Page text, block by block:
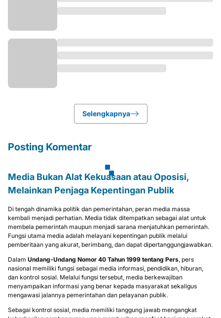
Selengkapnya
Posting Komentar
Media Bukan Alat Kekuasaan atau Oposisi,
Melainkan Penjaga Kepentingan Publik
Di tengah dinamika politik dan pemerintahan, peran media massa
kembali menjadi perhatian. Media tidak ditempatkan sebagai alat untuk
membela pemerintah maupun menjadi sarana menjatuhkan pemerintah.
Fungsi utama media adalah melayani kepentingan publik melalui
pemberitaan yang akurat, berimbang, dan dapat dipertanggungjawabkan.
Dalam Undang-Undang Nomor 40 Tahun 1999 tentang Pers , pers
nasional memiliki fungsi sebagai media informasi, pendidikan, hiburan,
dan kontrol sosial. Melalui fungsi tersebut, media berkewajiban
menyampaikan informasi yang benar kepada masyarakat sekaligus
mengawasi jalannya pemerintahan dan pelayanan publik.
Sebagai kontrol sosial, media memiliki tanggung jawab mengangkat